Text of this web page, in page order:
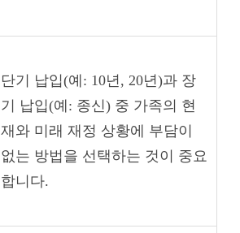
단기 납입(예: 10년, 20년)과 장
기 납입(예: 종신) 중 가족의 현
재와 미래 재정 상황에 부담이
없는 방법을 선택하는 것이 중요
합니다.